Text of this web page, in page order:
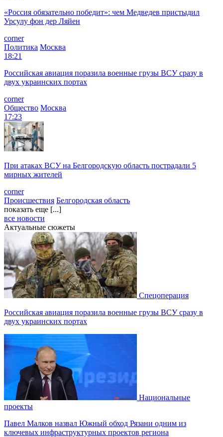
«Россия обязательно победит»: чем Медведев пристыдил
Урсулу фон дер Ляйен
corner
Политика Москва
18:21
Российская авиация поразила военные грузы ВСУ сразу в
двух украинских портах
corner
Общество Москва
17:23
При атаках ВСУ на Белгородскую область пострадали 5
мирных жителей
corner
Происшествия Белгородская область
показать еще [...]
все новости
Актуальные сюжеты
Спецоперация
Российская авиация поразила военные грузы ВСУ сразу в
двух украинских портах
Национальные
проекты
Павел Малков назвал Южный обход Рязани одним из
ключевых инфраструктурных проектов региона